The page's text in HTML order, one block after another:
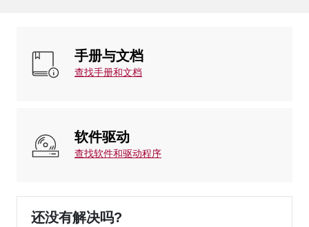
手册与文档
查找手册和文档
软件驱动
查找软件和驱动程序
还没有解决吗?